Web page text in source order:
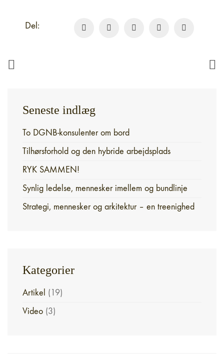
Del:
Seneste indlæg
To DGNB-konsulenter om bord
Tilhørsforhold og den hybride arbejdsplads
RYK SAMMEN!
Synlig ledelse, mennesker imellem og bundlinje
Strategi, mennesker og arkitektur – en treenighed
Kategorier
Artikel (19)
Video (3)